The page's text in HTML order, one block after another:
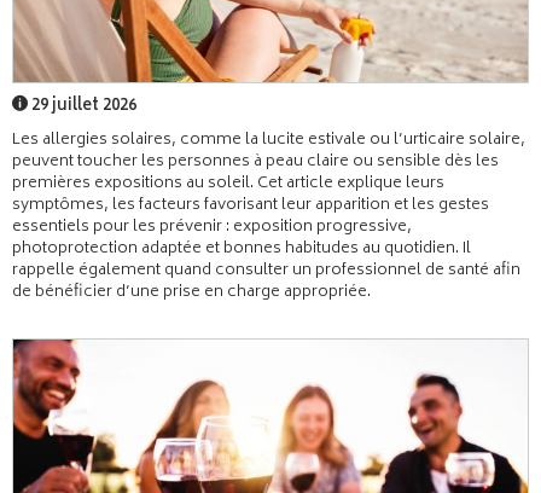
29 juillet 2026
Les allergies solaires, comme la lucite estivale ou l’urticaire solaire,
peuvent toucher les personnes à peau claire ou sensible dès les
premières expositions au soleil. Cet article explique leurs
symptômes, les facteurs favorisant leur apparition et les gestes
essentiels pour les prévenir : exposition progressive,
photoprotection adaptée et bonnes habitudes au quotidien. Il
rappelle également quand consulter un professionnel de santé afin
de bénéficier d’une prise en charge appropriée.